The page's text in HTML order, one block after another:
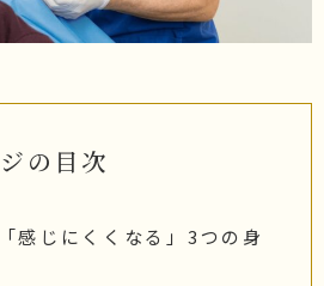
の目次
感じにくくなる」3つの身